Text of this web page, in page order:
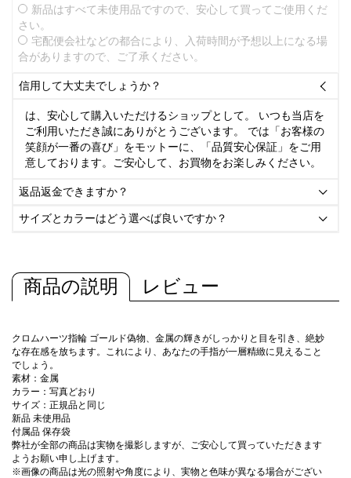
新品はすべて未使用品ですので、安心して買ってご使用くだ
さい。
宅配便会社などの都合により、入荷時間が予想以上になる場
合がありますので、ご了承ください。
信用して大丈夫でしょうか？ 
は、安心して購入いただけるショップとして。 いつも当店を
ご利用いただき誠にありがとうございます。 では「お客様の
笑顔が一番の喜び」をモットーに、「品質安心保証」をご用
意しております。ご安心して、お買物をお楽しみください。
返品返金できますか？ 
サイズとカラーはどう選べば良いですか？ 
商品の説明 レビュー
クロムハーツ指輪 ゴールド偽物、金属の輝きがしっかりと目を引き、絶妙
な存在感を放ちます。これにより、あなたの手指が一層精緻に見えること
でしょう。
素材：金属
カラー：写真どおり
サイズ：正規品と同じ
新品 未使用品
付属品 保存袋
弊社が全部の商品は実物を撮影しますが、ご安心して買っていただきます
ようお願い申し上げます。
※画像の商品は光の照射や角度により、実物と色味が異なる場合がござい